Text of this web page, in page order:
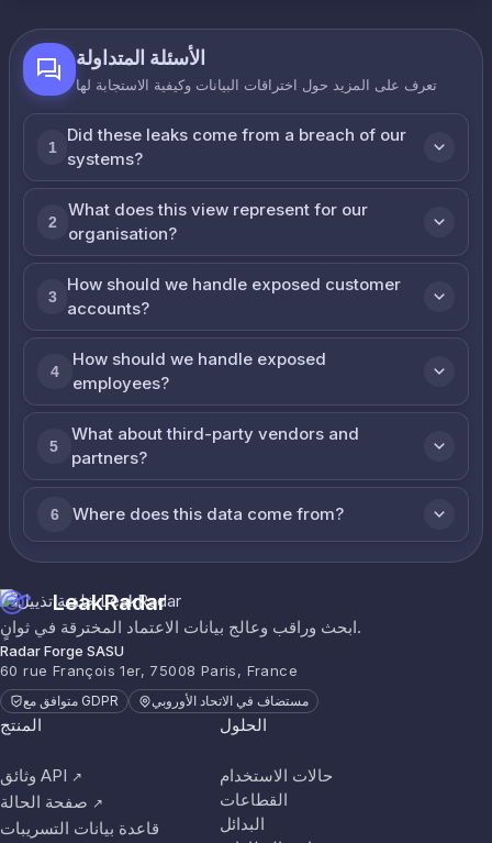
الأسئلة المتداولة
تعرف على المزيد حول اختراقات البيانات وكيفية الاستجابة لها
1
Did these leaks come from a breach of our
systems?
2
What does this view represent for our
organisation?
3
How should we handle exposed customer
accounts?
4
How should we handle exposed
employees?
5
What about third-party vendors and
partners?
6 Where does this data come from?
LeakRadar
ابحث وراقب وعالج بيانات الاعتماد المخترقة في ثوانٍ.
Radar Forge SASU
60 rue François 1er, 75008 Paris, France
متوافق مع GDPR مستضاف في الاتحاد الأوروبي
المنتج
وثائق API ↗
صفحة الحالة ↗
قاعدة بيانات التسريبات
الحلول
حالات الاستخدام
القطاعات
البدائل